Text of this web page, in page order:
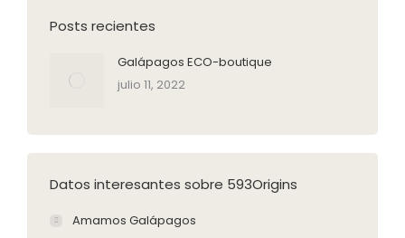
Posts recientes
Galápagos ECO-boutique
julio 11, 2022
Datos interesantes sobre 593Origins
Amamos Galápagos